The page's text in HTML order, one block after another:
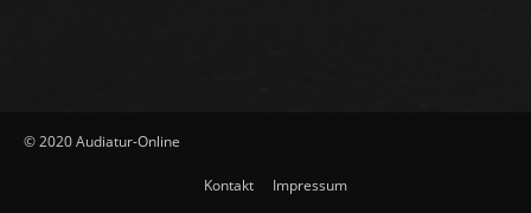
© 2020 Audiatur-Online
Kontakt Impressum